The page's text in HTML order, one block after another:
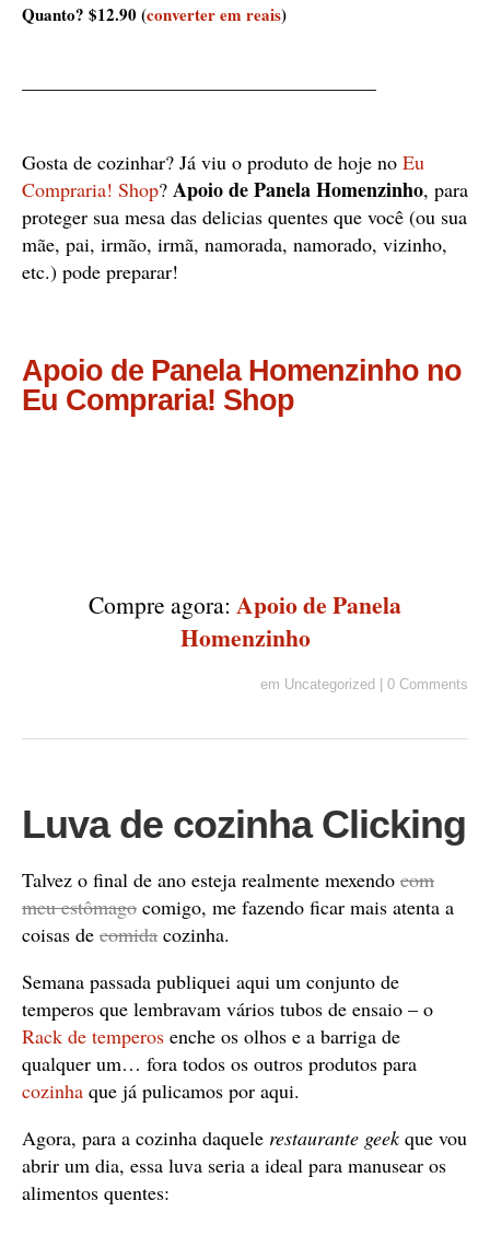
Quanto? $12.90 (converter em reais)
——————————————————
Gosta de cozinhar? Já viu o produto de hoje no Eu
Compraria! Shop? Apoio de Panela Homenzinho, para
proteger sua mesa das delicias quentes que você (ou sua
mãe, pai, irmão, irmã, namorada, namorado, vizinho,
etc.) pode preparar!
Apoio de Panela Homenzinho no
Eu Compraria! Shop
Compre agora: Apoio de Panela
Homenzinho
em Uncategorized 0 Comments
Luva de cozinha Clicking
Talvez o final de ano esteja realmente mexendo com
meu estômago comigo, me fazendo ficar mais atenta a
coisas de comida cozinha.
Semana passada publiquei aqui um conjunto de
temperos que lembravam vários tubos de ensaio – o
Rack de temperos enche os olhos e a barriga de
qualquer um… fora todos os outros produtos para
cozinha que já pulicamos por aqui.
Agora, para a cozinha daquele restaurante geekque vou
abrir um dia, essa luva seria a ideal para manusear os
alimentos quentes: